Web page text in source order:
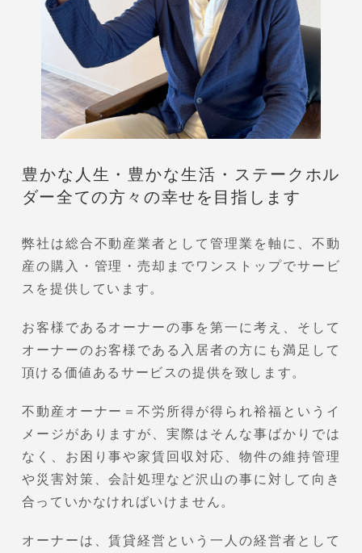
豊かな人生・豊かな生活・ステークホル
ダー全ての方々の幸せを目指します
弊社は総合不動産業者として管理業を軸に、不動
産の購入・管理・売却までワンストップでサービ
スを提供しています。
お客様であるオーナーの事を第一に考え、そして
オーナーのお客様である入居者の方にも満足して
頂ける価値あるサービスの提供を致します。
不動産オーナー＝不労所得が得られ裕福というイ
メージがありますが、実際はそんな事ばかりでは
なく、お困り事や家賃回収対応、物件の維持管理
や災害対策、会計処理など沢山の事に対して向き
合っていかなければいけません。
オーナーは、賃貸経営という一人の経営者として